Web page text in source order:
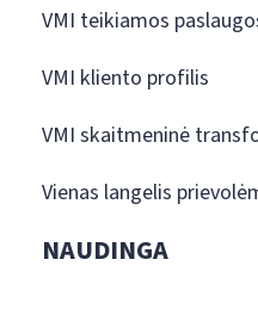
VMI teikiamos
VMI kliento profilis
VMI skaitmeninė
Vienas langelis
NAUDINGA